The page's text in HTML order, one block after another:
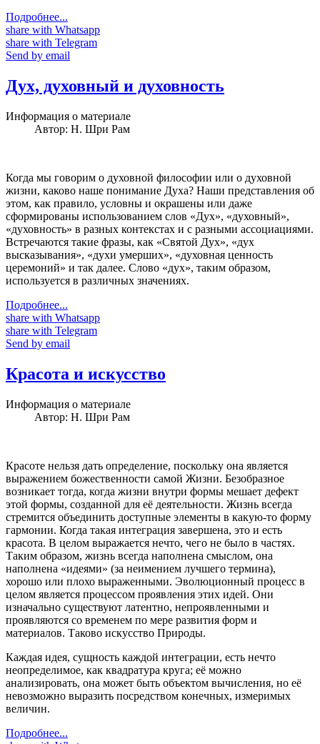
Подробнее...
share with Whatsapp
share with Telegram
Send by email
Дух, духовный и духовность
Информация о материале
Автор: Н. Шри Рам
Когда мы говорим о духовной философии или о духовной
жизни, каково наше понимание Духа? Наши представления об
этом, как правило, условны и окрашены или даже
сформированы использованием слов «Дух», «духовный»,
«духовность» в разных контекстах и с разными ассоциациями.
Встречаются такие фразы, как «Святой Дух», «дух
высказывания», «духи умерших», «духовная ценность
церемоний» и так далее. Слово «дух», таким образом,
используется в различных значениях.
Подробнее...
share with Whatsapp
share with Telegram
Send by email
Красота и искусство
Информация о материале
Автор: Н. Шри Рам
Красоте нельзя дать определение, поскольку она является
выражением божественности самой Жизни. Безобразное
возникает тогда, когда жизни внутри формы мешает дефект
этой формы, созданной для её деятельности. Жизнь всегда
стремится объединить доступные элементы в какую-то форму
гармонии. Когда такая интеграция завершена, это и есть
красота. В целом выражается нечто, чего не было в частях.
Таким образом, жизнь всегда наполнена смыслом, она
наполнена «идеями» (за неимением лучшего термина),
хорошо или плохо выраженными. Эволюционный процесс в
целом является процессом проявления этих идей. Они
изначально существуют латентно, непроявленными и
проявляются со временем по мере развития форм и
материалов. Таково искусство Природы.
Каждая идея, сущность каждой интеграции, есть нечто
неопределимое, как квадратура круга; её можно
анализировать, она может быть объектом вычисления, но её
невозможно выразить посредством конечных, измеримых
величин.
Подробнее...